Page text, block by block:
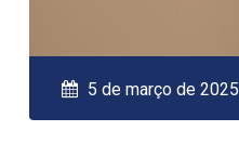
5 de março de 2025